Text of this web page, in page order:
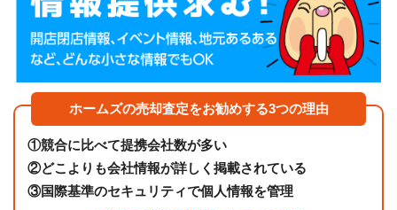
ホームズの売却査定をお勧めする3つの理由
①競合に比べて提携会社数が多い
②どこよりも会社情報が詳しく掲載されている
③国際基準のセキュリティで個人情報を管理